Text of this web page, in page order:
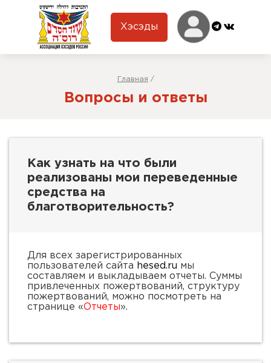
Хэсэды
Главная /
Вопросы и ответы
Как узнать на что были
реализованы мои переведенные
средства на
благотворительность?
Для всех зарегистрированных
пользователей сайта hesed.ru мы
составляем и выкладываем отчеты. Суммы
привлеченных пожертвований, структуру
пожертвований, можно посмотреть на
странице «Отчеты».